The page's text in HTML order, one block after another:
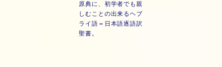
原典に、初学者でも親
しむことの出来るヘブ
ライ語＝日本語逐語訳
聖書。